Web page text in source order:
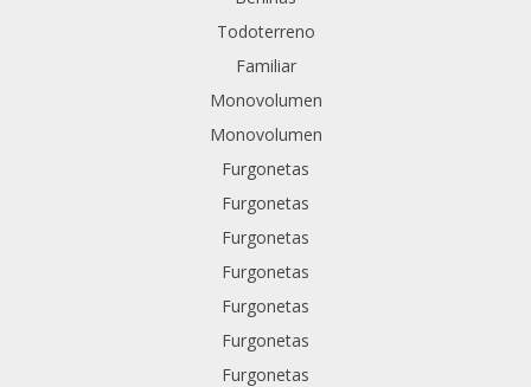
Todoterreno
Familiar
Monovolumen
Monovolumen
Furgonetas
Furgonetas
Furgonetas
Furgonetas
Furgonetas
Furgonetas
Furgonetas